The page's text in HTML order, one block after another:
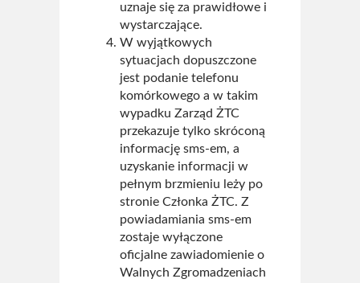
uznaje się za prawidłowe i
wystarczające.
W wyjątkowych
sytuacjach dopuszczone
jest podanie telefonu
komórkowego a w takim
wypadku Zarząd ŻTC
przekazuje tylko skróconą
informację sms-em, a
uzyskanie informacji w
pełnym brzmieniu leży po
stronie Członka ŻTC. Z
powiadamiania sms-em
zostaje wyłączone
oficjalne zawiadomienie o
Walnych Zgromadzeniach